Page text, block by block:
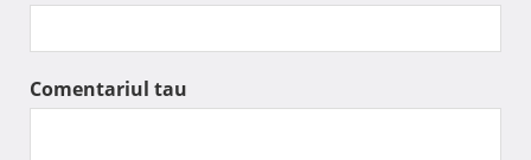
Comentariul tau